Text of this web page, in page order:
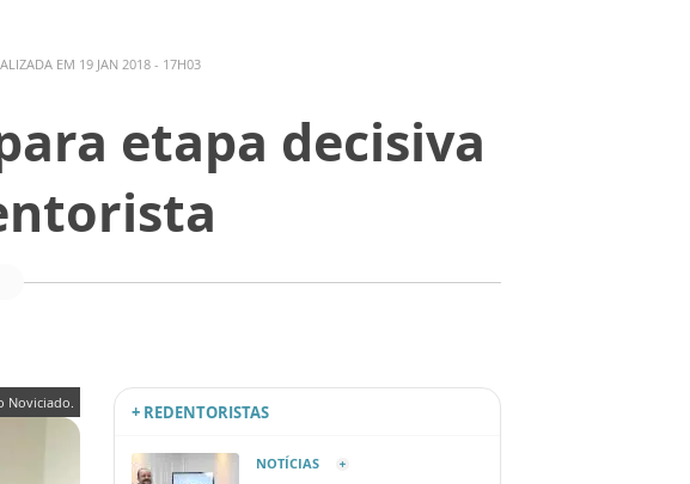
EM 19 JAN 2018 - 17H03
etapa decisiva
Noviciado. + REDENTORISTAS
NOTÍCIAS